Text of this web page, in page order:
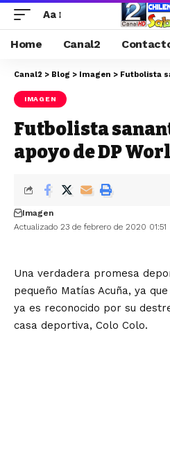
Aa
Home Canal2
Canal2 > Blog > Imagen > Futbolista
IMAGEN
Futbolista
apoyo de DP
Actualizado 23 de febrero de 2020 01:51
Imagen
Una verdadera promesa
pequeño Matías Acuña, ya
ya es reconocido por su
casa deportiva, Colo Colo.